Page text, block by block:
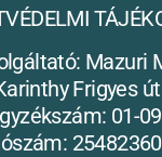
Mazuri
Frigyes
01-